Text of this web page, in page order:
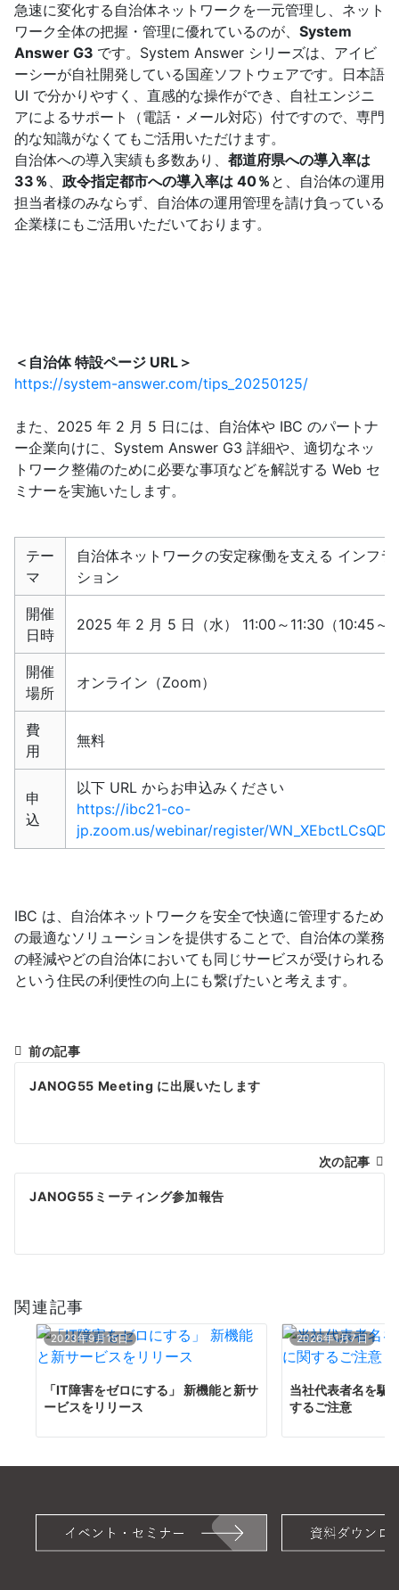
急速に変化する自治体ネットワークを一元管理し、ネット
ワーク全体の把握・管理に優れているのが、 System
Answer G3 です。System Answer シリーズは、アイビ
ーシーが自社開発している国産ソフトウェアです。日本語
UI で分かりやすく、直感的な操作ができ、自社エンジニ
アによるサポート（電話・メール対応）付ですので、専門
的な知識がなくてもご活用いただけます。
自治体への導入実績も多数あり、 都道府県への導入率は
33％ 、 政令指定都市への導入率は 40％ と、自治体の運用
担当者様のみならず、自治体の運用管理を請け負っている
企業様にもご活用いただいております。
＜自治体 特設ページ URL＞
https://system-answer.com/tips_20250125/
また、2025 年 2 月 5 日には、自治体や IBC のパートナ
ー企業向けに、System Answer G3 詳細や、適切なネッ
トワーク整備のために必要な事項などを解説する Web セ
ミナーを実施いたします。
テー
マ
自治体ネットワークの安定稼働を支える インフ
ション
開催
日時
2025 年 2 月 5 日（水） 11:00～11:30（10:45～
開催
場所
オンライン（Zoom）
費
用
無料
申
込
以下 URL からお申込みください
https://ibc21-co-
jp.zoom.us/webinar/register/
IBC は、自治体ネットワークを安全で快適に管理するため
の最適なソリューションを提供することで、自治体の業務
の軽減やどの自治体においても同じサービスが受けられる
という住民の利便性の向上にも繋げたいと考えます。
投
ナ
ビ
ゲ
ー
ョ
ン
前の記事
JANOG55 Meeting に出展いたします
次の記事
JANOG55ミーティング参加報告
関連記事
2023年9月15日
「IT障害をゼロにする」 新機能と新サ
ービスをリリース
2026年1月7日
当社代表者名を騙
するご注意